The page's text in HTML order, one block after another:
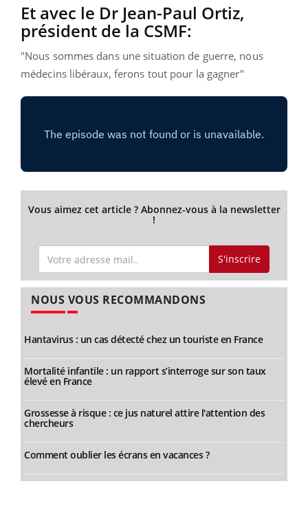
Et avec le Dr Jean-Paul Ortiz,
président de la CSMF:
"Nous sommes dans une situation de guerre, nous
médecins libéraux, ferons tout pour la gagner"
Vous aimez cet article ? Abonnez-vous à la newsletter
!
S'inscrire
NOUS VOUS RECOMMANDONS
Hantavirus : un cas détecté chez un touriste en France
Mortalité infantile : un rapport s’interroge sur son taux
élevé en France
Grossesse à risque : ce jus naturel attire l'attention des
chercheurs
Comment oublier les écrans en vacances ?